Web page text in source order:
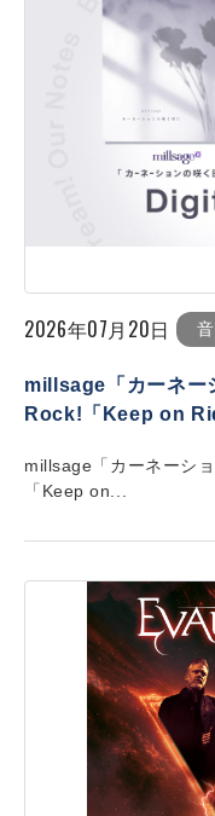
2026年07月20日
millsage「カーネー
Rock!「Keep on
millsage「カーネーシ
「Keep on...